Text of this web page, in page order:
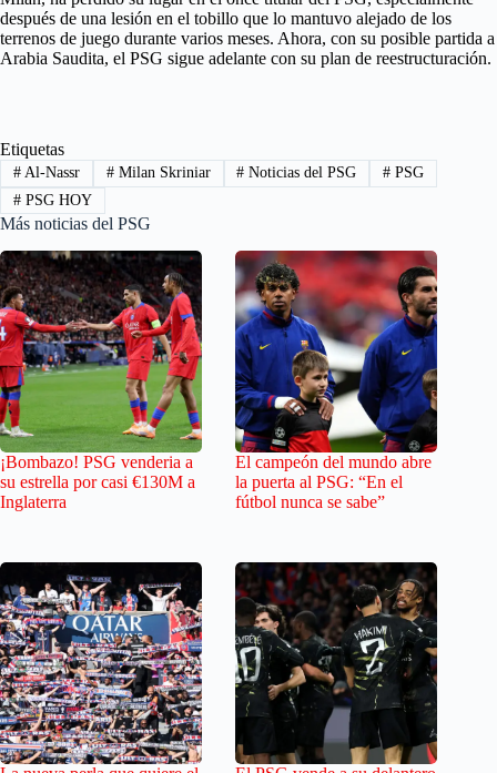
después de una lesión en el tobillo que lo mantuvo alejado de los
terrenos de juego durante varios meses. Ahora, con su posible partida a
Arabia Saudita, el PSG sigue adelante con su plan de reestructuración.
Etiquetas
#Al-Nassr #Milan Skriniar # Noticias del PSG # PSG
#PSG HOY
Más noticias del PSG
¡Bombazo! PSG venderia a
su estrella por casi €130M a
Inglaterra
El campeón del mundo abre
la puerta al PSG: “En el
fútbol nunca se sabe”